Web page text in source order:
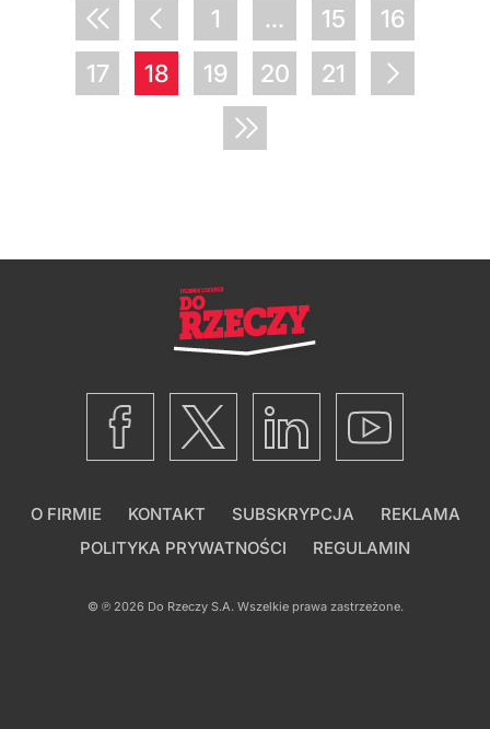
1 ... 15
16
17
18 19 20 21
O FIRMIE KONTAKT SUBSKRYPCJA
REKLAMA
POLITYKA PRYWATNOŚCI
REGULAMIN
© ℗ 2026 Do Rzeczy S.A.Wszelkie prawa zastrzeżone.